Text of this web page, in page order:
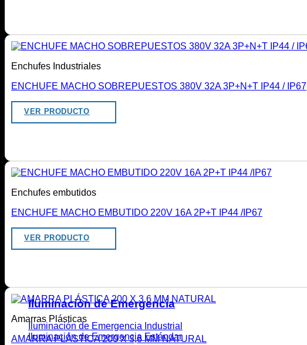
Iluminación de Emergencia
Iluminación de Emergencia Industrial
Iluminación de Emergencia Estándar
Enchufes Industriales
ENCHUFE MACHO SOBREPUESTOS 380V 32A 3P+N+T IP44 / IP67
VER PRODUCTO
Enchufes embutidos
ENCHUFE MACHO EMBUTIDO 220V 16A 2P+T IP44 /IP67
VER PRODUCTO
Amarras Plásticas
AMARRA PLÁSTICA 200 X 3,6 MM NATURAL